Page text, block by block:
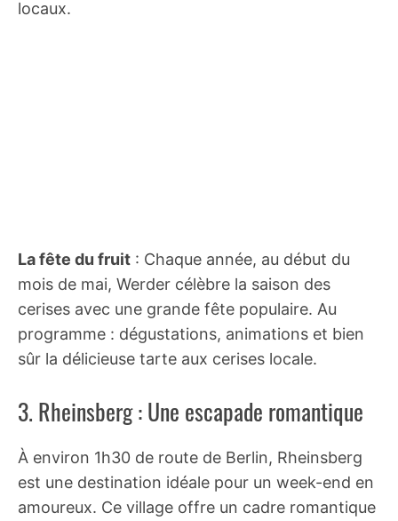
locaux.
La fête du fruit : Chaque année, au début du
mois de mai, Werder célèbre la saison des
cerises avec une grande fête populaire. Au
programme : dégustations, animations et bien
sûr la délicieuse tarte aux cerises locale.
3. Rheinsberg : Une escapade romantique
À environ 1h30 de route de Berlin, Rheinsberg
est une destination idéale pour un week-end en
amoureux. Ce village offre un cadre romantique